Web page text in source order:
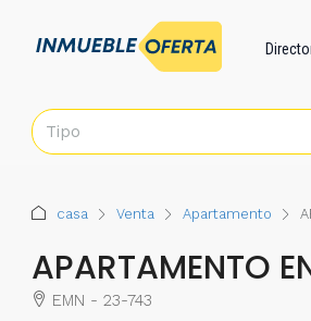
Tipo
casa Venta Apartamento
APARTAMENTO
EMN - 23-743